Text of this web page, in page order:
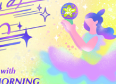
、地域イベントや誰も
で国中が活気づきま
しいアーティストたち
日インドネシアの音楽
ラジオ局「Mustang
ニングショーを担当し
…